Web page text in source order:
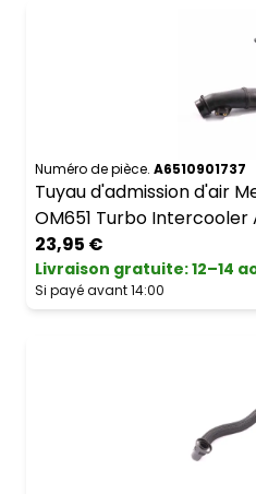
Numéro de pièce. A6510901737
Tuyau d'admission d'air
OM651 Turbo Intercooler
23,95 €
Livraison gratuite:12–14
Si payé avant 14:00